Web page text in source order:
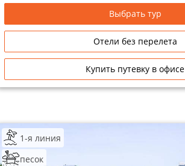
Выбрать тур
Отели без перелета
Купить путевку в офисе
1-я линия
песок
звезды
Лучшие отели 3* звезды
Недорогие отели 3*
звезды
Сетевые отели Египта
Сетевые отели ОАЭ